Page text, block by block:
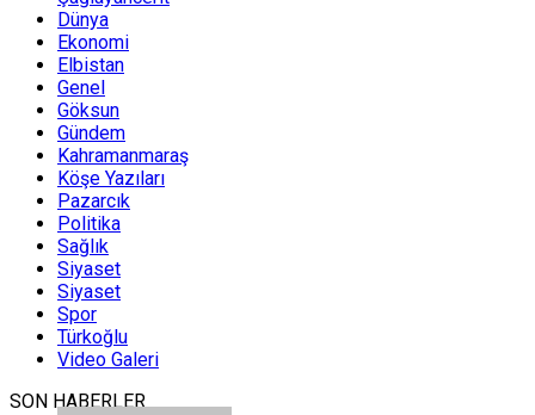
Dünya
Ekonomi
Elbistan
Genel
Göksun
Gündem
Kahramanmaraş
Köşe Yazıları
Pazarcık
Politika
Sağlık
Siyaset
Siyaset
Spor
Türkoğlu
Video Galeri
SON HABERLER